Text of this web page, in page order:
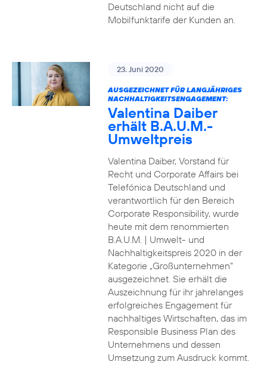
Deutschland nicht auf die
Mobilfunktarife der Kunden an.
23. Juni 2020
AUSGEZEICHNET FÜR LANGJÄHRIGES
NACHHALTIGKEITSENGAGEMENT:
Valentina Daiber
erhält B.A.U.M.-
Umweltpreis
Valentina Daiber, Vorstand für
Recht und Corporate Affairs bei
Telefónica Deutschland und
verantwortlich für den Bereich
Corporate Responsibility, wurde
heute mit dem renommierten
B.A.U.M. | Umwelt- und
Nachhaltigkeitspreis 2020 in der
Kategorie „Großunternehmen“
ausgezeichnet. Sie erhält die
Auszeichnung für ihr jahrelanges
erfolgreiches Engagement für
nachhaltiges Wirtschaften, das im
Responsible Business Plan des
Unternehmens und dessen
Umsetzung zum Ausdruck kommt.